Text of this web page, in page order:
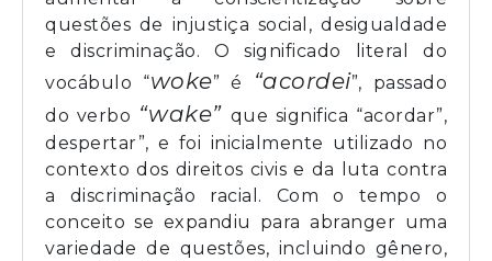
questões de injustiça social, desigualdade
e discriminação. O significado literal do
vocábulo “woke” é “acordei”, passado
do verbo “wake” que significa “acordar”,
despertar”, e foi inicialmente utilizado no
contexto dos direitos civis e da luta contra
a discriminação racial. Com o tempo o
conceito se expandiu para abranger uma
variedade de questões, incluindo gênero,